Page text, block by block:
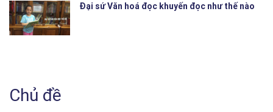
Đại sứ Văn hoá đọc khuyến đọc như thế nào
Chủ đề